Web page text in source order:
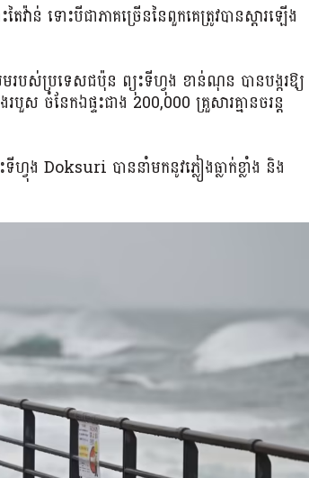
ាន់ ទោះបីជាភាគច្រើននៃពួកគេត្រូវបានស្ដារឡើង
ស់ប្រទេសជប៉ុន ព្យុះទីហ្វុង ខាន់ណុន បានបង្ករឱ្យ
ចំនែកឯផ្ទះជាង 200,000 គ្រួសារគ្មានចរន្ត
ង Doksuri បាននាំមកនូវភ្លៀងធ្លាក់ខ្លាំង និង